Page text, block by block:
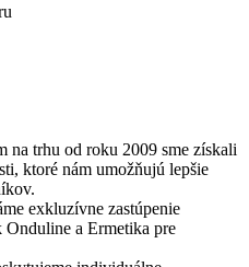
na trhu od roku 2009 sme získali
ktoré nám umožňujú lepšie
exkluzívne zastúpenie
Onduline a Ermetika pre